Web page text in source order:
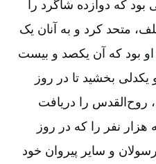
که دوازده شاگرد را
متحد کرد و به آنان یک
بود که آن یکصد و بیست
یکدلی بخشید تا در روز
روح‌القدس را دریافت
هزار نفر را که در روز
و سایر پیروان خود